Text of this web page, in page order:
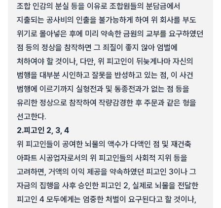
조합 인감의 분실 등을 이유로 조합원들의 분담금에서
지출되는 공사비의 인출을 불가능하게 하여 위 회사를 부도
위기로 몰아넣은 후에 미리 약속한 금원의 교부를 요구하였던
점 등의 정상을 참작하면 그 죄질이 좋지 않아 엄벌에
처하여야 할 것이나, 다만, 위 피고인이 뒤늦게나마 자신의
범행을 대부분 시인하고 잘못을 반성하고 있는 점, 이 사건
범행에 이르기까지 실형전과 및 동종전과가 없는 점 등을
유리한 정상으로 참작하여 작량감경한 후 주문과 같은 형을
선고한다.
2.피고인 2, 3, 4
위 피고인들이 공여한 뇌물의 액수가 다액인 점 및 재건축
아파트 시공업자로서의 위 피고인들의 사회적 지위 등을
고려하면, 거액의 이익 제공을 약속하였던 피고인 3이나 그
자금의 집행을 사후 승인한 피고인 2, 실제로 뇌물을 전달한
피고인 4 모두에게는 엄중한 처벌이 요구된다고 할 것이나,